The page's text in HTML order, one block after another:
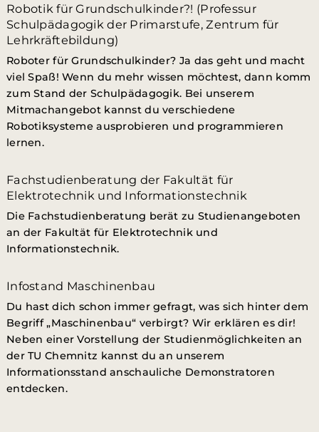
Robotik für Grundschulkinder?! (Professur
Schulpädagogik der Primarstufe, Zentrum für
Lehrkräftebildung)
Roboter für Grundschulkinder? Ja das geht und macht
viel Spaß! Wenn du mehr wissen möchtest, dann komm
zum Stand der Schulpädagogik. Bei unserem
Mitmachangebot kannst du verschiedene
Robotiksysteme ausprobieren und programmieren
lernen.
Fachstudienberatung der Fakultät für
Elektrotechnik und Informationstechnik
Die Fachstudienberatung berät zu Studienangeboten
an der Fakultät für Elektrotechnik und
Informationstechnik.
Infostand Maschinenbau
Du hast dich schon immer gefragt, was sich hinter dem
Begriff „Maschinenbau“ verbirgt? Wir erklären es dir!
Neben einer Vorstellung der Studienmöglichkeiten an
der TU Chemnitz kannst du an unserem
Informationsstand anschauliche Demonstratoren
entdecken.